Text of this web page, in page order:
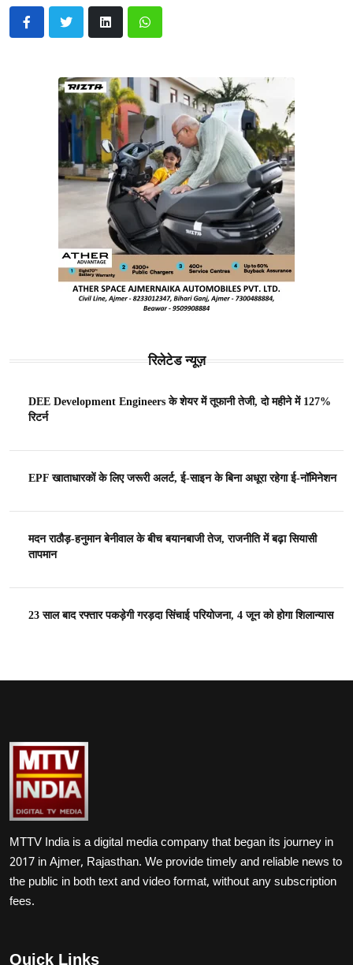
रिलेटेड न्यूज़
DEE Development Engineers के शेयर में तूफानी तेजी, दो महीने में 127%
रिटर्न
EPF खाताधारकों के लिए जरूरी अलर्ट, ई-साइन के बिना अधूरा रहेगा ई-नॉमिनेशन
मदन राठौड़-हनुमान बेनीवाल के बीच बयानबाजी तेज, राजनीति में बढ़ा सियासी
तापमान
23 साल बाद रफ्तार पकड़ेगी गरड़दा सिंचाई परियोजना, 4 जून को होगा शिलान्यास
MTTV India is a digital media company that began its journey in
2017 in Ajmer, Rajasthan. We provide timely and reliable news to
the public in both text and video format, without any subscription
fees.
Quick Links